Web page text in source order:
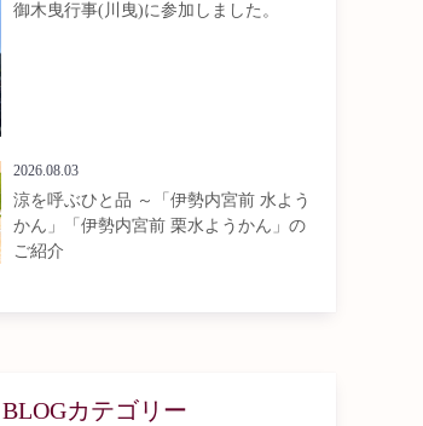
御木曳行事(川曳)に参加しました。
2026.08.03
涼を呼ぶひと品 ～「伊勢内宮前 水よう
かん」「伊勢内宮前 栗水ようかん」の
ご紹介
BLOGカテゴリー